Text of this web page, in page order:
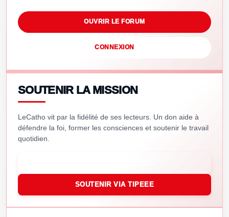
OUVRIR LE FORUM
CONNEXION
SOUTENIR LA MISSION
LeCatho vit par la fidélité de ses lecteurs. Un don aide à
défendre la foi, former les consciences et soutenir le travail
quotidien.
SOUTENIR VIA TIPEEE